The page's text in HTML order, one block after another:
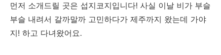
먼저 소개드릴 곳은 섭지코지입니다! 사실 이날 비가 부슬
부슬 내려서 갈까말까 고민하다가 제주까지 왔는데 가야
지! 하고 다녀왔어요.